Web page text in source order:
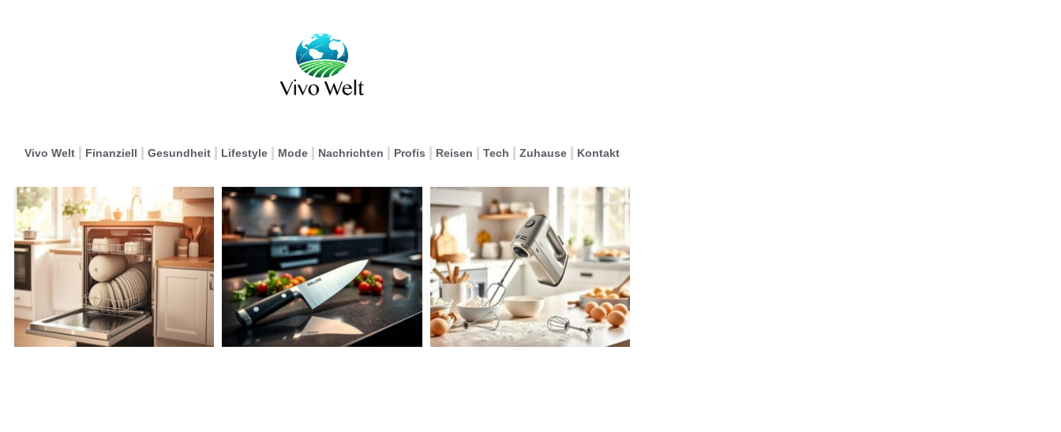
Vivo Welt Finanziell Gesundheit Lifestyle Mode Nachrichten Profis Reisen Tech Zuhause Kontakt